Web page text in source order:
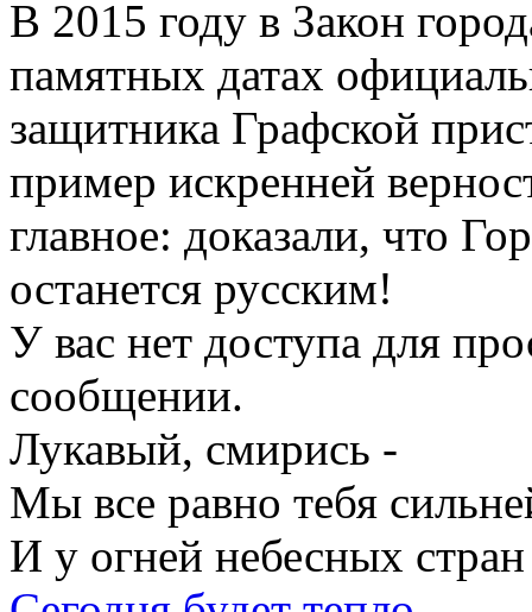
В 2015 году в Закон
памятных датах
защитника Графской
пример искренней
главное: доказали, что
останется русским!
У вас нет доступа для
сообщении.
Лукавый, смирись -
Мы все равно тебя
И у огней небесных стран